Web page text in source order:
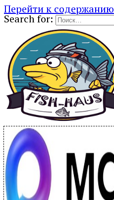
Перейти к содержанию
Search for: